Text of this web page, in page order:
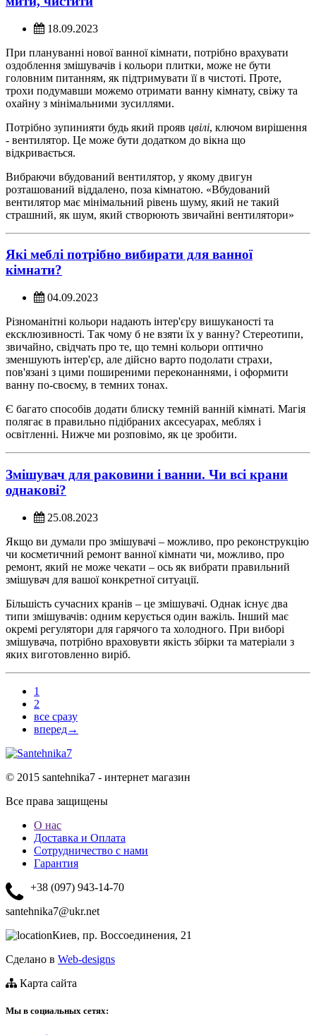
18.09.2023
При плануванні нової ванної кімнати, потрібно врахувати
оздоблення змішувачів і кольори плитки, може не бути
головним питанням, як підтримувати її в чистоті. Проте,
трохи подумавши можемо отримати ванну кімнату, свіжу та
охайну з мінімальними зусиллями.
Потрібно зупинияти будь який прояв цвілі, ключом вирішення
- вентилятор. Це може бути додатком до вікна що
відкривається.
Вибраючи вбудований вентилятор, у якому двигун
розташований віддалено, поза кімнатою. «Вбудований
вентилятор має мінімальний рівень шуму, який не такий
страшний, як шум, який створюють звичайні вентилятори»
Які меблі потрібно вибирати для ванної
кімнати?
04.09.2023
Різноманітні кольори надають інтер'єру вишуканості та
ексклюзивності. Так чому б не взяти їх у ванну? Стереотипи,
звичайно, свідчать про те, що темні кольори оптично
зменшують інтер'єр, але дійсно варто подолати страхи,
пов'язані з цими поширеними переконаннями, і оформити
ванну по-своєму, в темних тонах.
Є багато способів додати блиску темній ванній кімнаті. Магія
полягає в правильно підібраних аксесуарах, меблях і
освітленні. Нижче ми розповімо, як це зробити.
Змішувач для раковини і ванни. Чи всі крани
однакові?
25.08.2023
Якщо ви думали про змішувачі – можливо, про реконструкцію
чи косметичний ремонт ванної кімнати чи, можливо, про
ремонт, який не може чекати – ось як вибрати правильний
змішувач для вашої конкретної ситуації.
Більшість сучасних кранів – це змішувачі. Однак існує два
типи змішувачів: одним керується один важіль. Інший має
окремі регулятори для гарячого та холодного. При виборі
змішувача, потрібно враховувти якість збірки та матеріали з
яких виготовленно виріб.
1
2
все сразу
вперед→
© 2015 santehnika7 - интернет магазин
Все права защищены
О нас
Доставка и Оплата
Сотрудничество с нами
Гарантия
+38 (097) 943-14-70
santehnika7@ukr.net
Киев, пр. Воссоединения, 21
Сделано в Web-designs
Карта сайта
Мы в социальных сетях: